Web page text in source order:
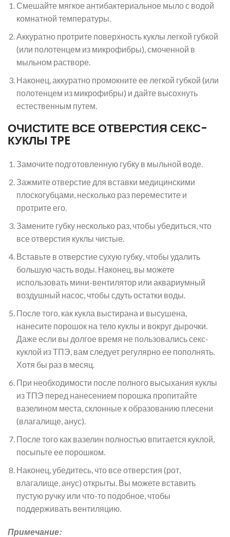
Смешайте мягкое антибактериальное мыло с водой
комнатной температуры.
Аккуратно протрите поверхность куклы легкой губкой
(или полотенцем из микрофибры), смоченной в
мыльном растворе.
Наконец, аккуратно промокните ее легкой губкой (или
полотенцем из микрофибры) и дайте высохнуть
естественным путем.
ОЧИСТИТЕ ВСЕ ОТВЕРСТИЯ СЕКС-
КУКЛЫ TPE
Замочите подготовленную губку в мыльной воде.
Зажмите отверстие для вставки медицинскими
плоскогубцами, несколько раз переместите и
протрите его.
Замените губку несколько раз, чтобы убедиться, что
все отверстия куклы чистые.
Вставьте в отверстие сухую губку, чтобы удалить
большую часть воды. Наконец, вы можете
использовать мини-вентилятор или аквариумный
воздушный насос, чтобы сдуть остатки воды.
После того, как кукла выстирана и высушена,
нанесите порошок на тело куклы и вокруг дырочки.
Даже если вы долгое время не пользовались секс-
куклой из ТПЭ, вам следует регулярно ее пополнять.
Хотя бы раз в месяц.
При необходимости после полного высыхания куклы
из ТПЭ перед нанесением порошка пропитайте
вазелином места, склонные к образованию плесени
(влагалище, анус).
После того как вазелин полностью впитается куклой,
посыпьте ее порошком.
Наконец, убедитесь, что все отверстия (рот,
влагалище, анус) открыты. Вы можете вставить
пустую ручку или что-то подобное, чтобы
поддерживать вентиляцию.
Примечание: